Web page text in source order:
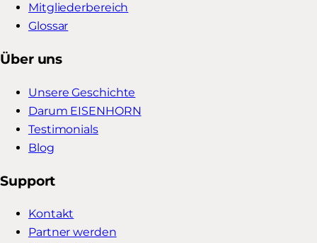
Mitgliederbereich
Glossar
Über uns
Unsere Geschichte
Darum EISENHORN
Testimonials
Blog
Support
Kontakt
Partner werden